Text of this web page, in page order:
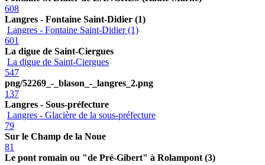
608
Langres - Fontaine Saint-Didier (1)
Langres - Fontaine Saint-Didier (1)
601
La digue de Saint-Ciergues
La digue de Saint-Ciergues
547
png/52269_-_blason_-_langres_2.png
137
Langres - Sous-préfecture
Langres - Glacière de la sous-préfecture
79
Sur le Champ de la Noue
81
Le pont romain ou "de Pré-Gibert" à Rolampont (3)